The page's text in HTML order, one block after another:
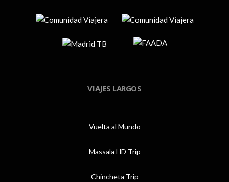
VIAJES LARGOS
Vuelta al Mundo
Massala HD Trip
Chincheta Trip